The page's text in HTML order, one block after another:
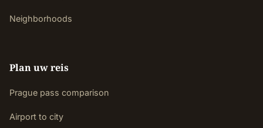
Neighborhoods
Plan uw reis
Prague pass comparison
Airport to city